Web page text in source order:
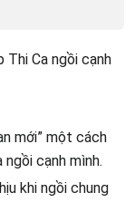
Thi Ca ngồi cạnh
mới” một cách
cạnh mình.
khi ngồi chung